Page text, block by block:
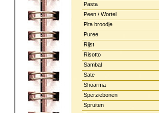
Pasta
Peen / Wortel
Pita broodje
Puree
Rijst
Risotto
Sambal
Sate
Shoarma
Sperziebonen
Spruiten